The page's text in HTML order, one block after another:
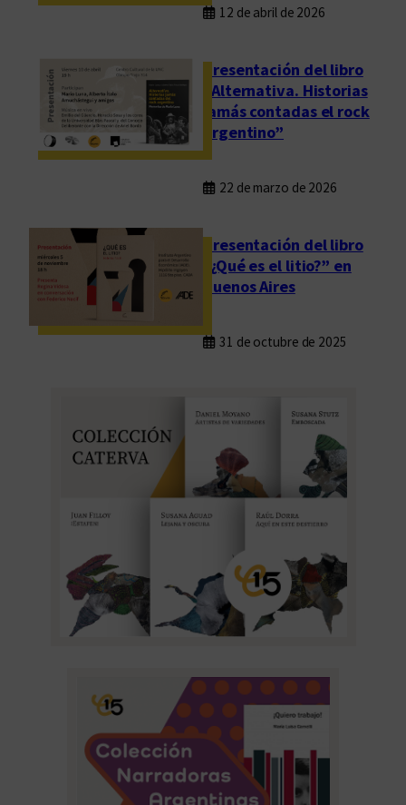
12 de abril de 2026
Presentación del libro
“Alternativa. Historias
jamás contadas el rock
argentino”
22 de marzo de 2026
Presentación del libro
“¿Qué es el litio?” en
Buenos Aires
31 de octubre de 2025